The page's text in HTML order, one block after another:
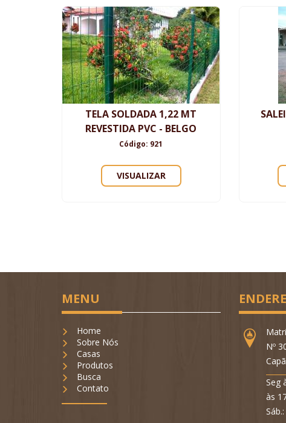
TELA SOLDADA 1,22 MT
REVESTIDA PVC - BELGO
Código: 921
VISUALIZAR
MENU
Home
Sobre Nós
Casas
Produtos
Busca
Contato
Nº
Seg
às